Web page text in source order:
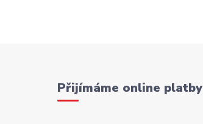
Přijímáme online platby